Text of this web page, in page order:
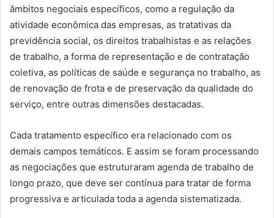
âmbitos negociais específicos, como a regulação da
atividade econômica das empresas, as tratativas da
previdência social, os direitos trabalhistas e as relações
de trabalho, a forma de representação e de contratação
coletiva, as políticas de saúde e segurança no trabalho, as
de renovação de frota e de preservação da qualidade do
serviço, entre outras dimensões destacadas.
Cada tratamento específico era relacionado com os
demais campos temáticos. E assim se foram processando
as negociações que estruturaram agenda de trabalho de
longo prazo, que deve ser contínua para tratar de forma
progressiva e articulada toda a agenda sistematizada.